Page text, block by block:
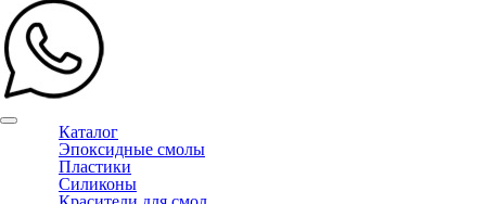
Каталог
Эпоксидные смолы
Пластики
Силиконы